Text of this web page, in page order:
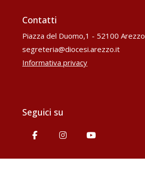
Contatti
Piazza del Duomo,1 - 52100 Arezzo
segreteria@diocesi.arezzo.it
Informativa privacy
Seguici su